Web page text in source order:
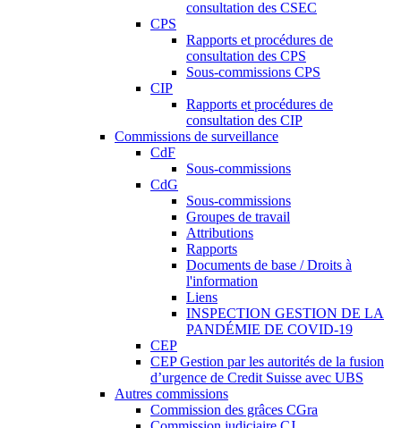
consultation des CSEC
CPS
Rapports et procédures de
consultation des CPS
Sous-commissions CPS
CIP
Rapports et procédures de
consultation des CIP
Commissions de surveillance
CdF
Sous-commissions
CdG
Sous-commissions
Groupes de travail
Attributions
Rapports
Documents de base / Droits à
l'information
Liens
INSPECTION GESTION DE LA
PANDÉMIE DE COVID-19
CEP
CEP Gestion par les autorités de la fusion
d’urgence de Credit Suisse avec UBS
Autres commissions
Commission des grâces CGra